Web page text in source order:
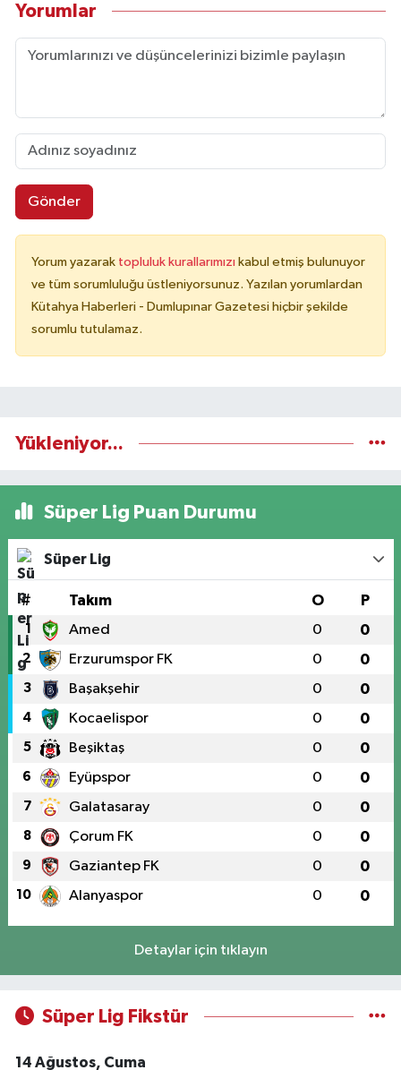
Yorumlar
Gönder
Yorum yazarak topluluk kurallarımızı kabul etmiş bulunuyor
ve tüm sorumluluğu üstleniyorsunuz. Yazılan yorumlardan
Kütahya Haberleri - Dumlupınar Gazetesi hiçbir şekilde
sorumlu tutulamaz.
Yükleniyor...
Süper Lig Puan Durumu
Süper Lig
# Takım O P
1 Amed 0 0
2 Erzurumspor FK 0 0
3 Başakşehir 0 0
4 Kocaelispor 0 0
5 Beşiktaş 0 0
6 Eyüpspor 0 0
7 Galatasaray 0 0
8 Çorum FK 0 0
9 Gaziantep FK 0 0
10 Alanyaspor 0 0
Detaylar için tıklayın
Süper Lig Fikstür
14 Ağustos, Cuma